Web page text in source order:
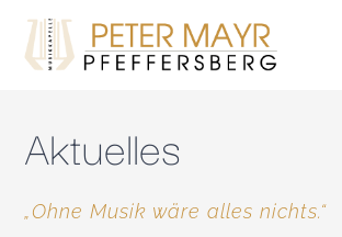
Inhalt
springen
Aktuelles
„Ohne Musik wäre alles nichts.“